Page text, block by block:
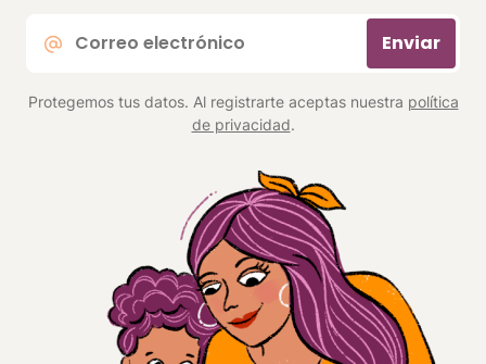
electrónico
Enviar
Protegemos tus datos. Al registrarte aceptas nuestra política
de privacidad.